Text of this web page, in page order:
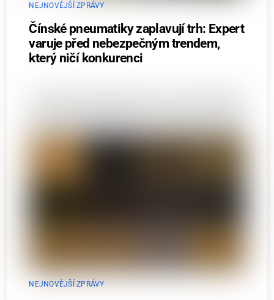
NEJNOVĚJŠÍ ZPRÁVY
Čínské pneumatiky zaplavují trh: Expert
varuje před nebezpečným trendem,
který ničí konkurenci
NEJNOVĚJŠÍ ZPRÁVY